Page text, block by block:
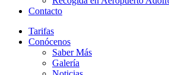
Contacto
Tarifas
Conócenos
Saber Más
Galería